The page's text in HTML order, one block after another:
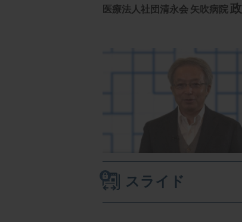
医療法人社団清永会 矢吹病院
スライド